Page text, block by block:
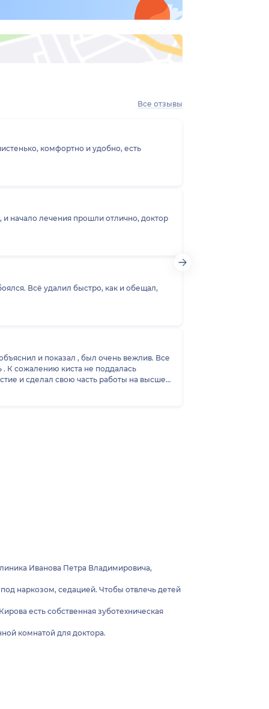
Все отзывы
комфортно и удобно, есть
начало лечения прошли отлично, доктор
Всё удалил быстро, как и обещал,
и показал , был очень вежлив. Все
К сожалению киста не поддалась
и сделал свою часть работы на высшем
врача!
Иванова Петра Владимировича,
наркозом, седацией. Чтобы отвлечь детей
есть собственная зуботехническая
комнатой для доктора.